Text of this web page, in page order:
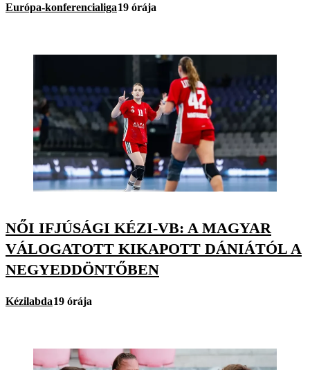
Európa-konferencialiga19 órája
NŐI IFJÚSÁGI KÉZI-VB: A MAGYAR
VÁLOGATOTT KIKAPOTT DÁNIÁTÓL A
NEGYEDDÖNTŐBEN
Kézilabda19 órája